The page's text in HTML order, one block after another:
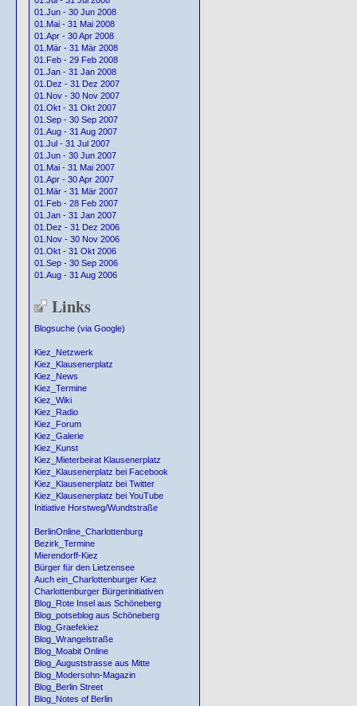
01.Jun - 30 Jun 2008
01.Mai - 31 Mai 2008
01.Apr - 30 Apr 2008
01.Mär - 31 Mär 2008
01.Feb - 29 Feb 2008
01.Jan - 31 Jan 2008
01.Dez - 31 Dez 2007
01.Nov - 30 Nov 2007
01.Okt - 31 Okt 2007
01.Sep - 30 Sep 2007
01.Aug - 31 Aug 2007
01.Jul - 31 Jul 2007
01.Jun - 30 Jun 2007
01.Mai - 31 Mai 2007
01.Apr - 30 Apr 2007
01.Mär - 31 Mär 2007
01.Feb - 28 Feb 2007
01.Jan - 31 Jan 2007
01.Dez - 31 Dez 2006
01.Nov - 30 Nov 2006
01.Okt - 31 Okt 2006
01.Sep - 30 Sep 2006
01.Aug - 31 Aug 2006
Links
Blogsuche (via Google)
Kiez_Netzwerk
Kiez_Klausenerplatz
Kiez_News
Kiez_Termine
Kiez_Wiki
Kiez_Radio
Kiez_Forum
Kiez_Galerie
Kiez_Kunst
Kiez_Mieterbeirat Klausenerplatz
Kiez_Klausenerplatz bei Facebook
Kiez_Klausenerplatz bei Twitter
Kiez_Klausenerplatz bei YouTube
Initiative Horstweg/Wundtstraße
BerlinOnline_Charlottenburg
Bezirk_Termine
Mierendorff-Kiez
Bürger für den Lietzensee
Auch ein_Charlottenburger Kiez
Charlottenburger Bürgerinitiativen
Blog_Rote Insel aus Schöneberg
Blog_potseblog aus Schöneberg
Blog_Graefekiez
Blog_Wrangelstraße
Blog_Moabit Online
Blog_Auguststrasse aus Mitte
Blog_Modersohn-Magazin
Blog_Berlin Street
Blog_Notes of Berlin